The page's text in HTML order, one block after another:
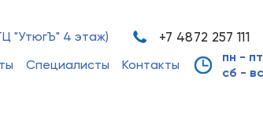
Специалисты Контакты
пн -
сб -
+7 4872 257 111
"УтюгЪ" 4 этаж)